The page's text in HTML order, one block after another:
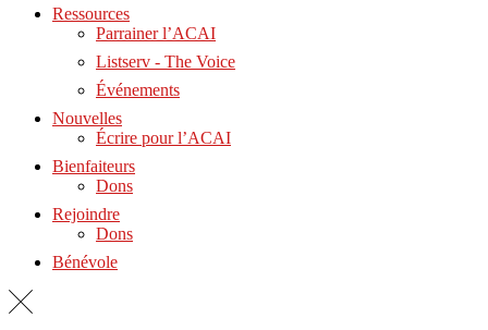
Ressources
Parrainer l’ACAI
Listserv - The Voice
Événements
Nouvelles
Écrire pour l’ACAI
Bienfaiteurs
Dons
Rejoindre
Dons
Bénévole